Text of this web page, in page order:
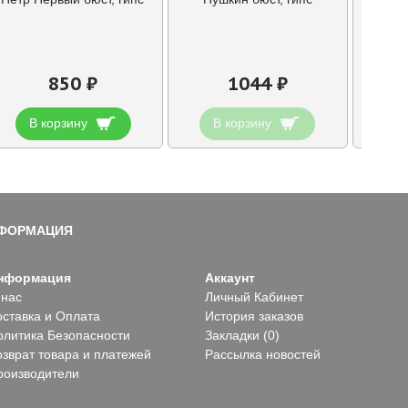
850 ₽
В корзину
1044 ₽
В корзину
и Оплата
Безопасности
товара и платежей
Аккаунт
Личный Кабинет
История заказов
Закладки (0)
Рассылка новостей